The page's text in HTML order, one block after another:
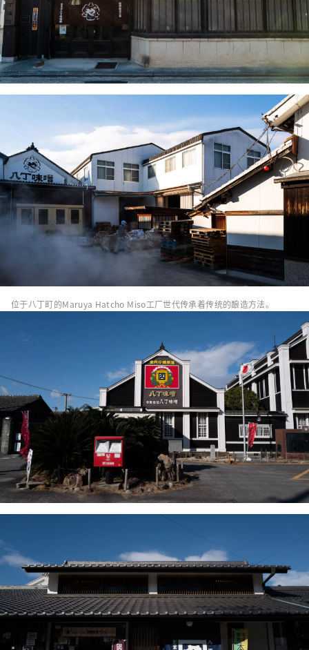
位于八丁町的Maruya Hatcho Miso工厂世代传承着传统的酿造方法。